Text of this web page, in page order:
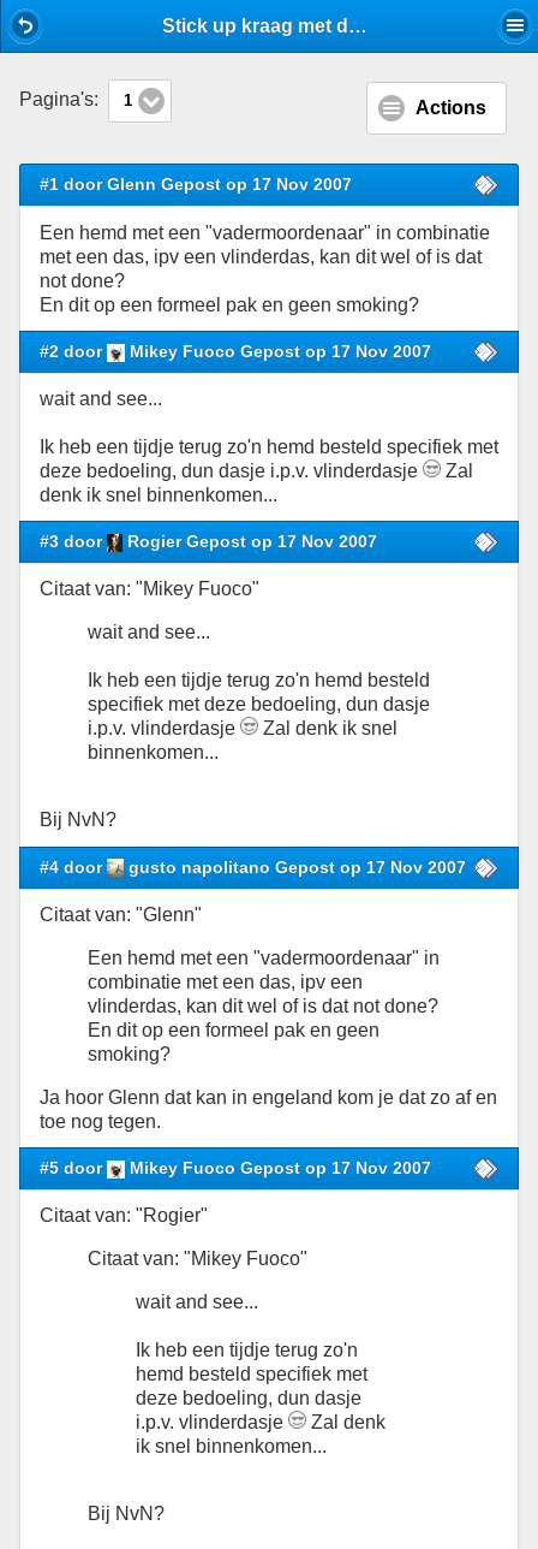
Stick up kraag met das? - Shirt - Stijlforum
Pagina's: 1 Actions
#1 door Glenn Gepost op 17 Nov 2007
Een hemd met een "vadermoordenaar" in combinatie
met een das, ipv een vlinderdas, kan dit wel of is dat
not done?
En dit op een formeel pak en geen smoking?
#2 door Mikey Fuoco Gepost op 17 Nov 2007
wait and see...
Ik heb een tijdje terug zo'n hemd besteld specifiek met
deze bedoeling, dun dasje i.p.v. vlinderdasje
Zal
denk ik snel binnenkomen...
#3 door Rogier Gepost op 17 Nov 2007
Citaat van: "Mikey Fuoco"
wait and see...
Ik heb een tijdje terug zo'n hemd besteld
specifiek met deze bedoeling, dun dasje
i.p.v. vlinderdasje
Zal denk ik snel
binnenkomen...
Bij NvN?
#4 door gusto napolitano Gepost op 17 Nov 2007
Citaat van: "Glenn"
Een hemd met een "vadermoordenaar" in
combinatie met een das, ipv een
vlinderdas, kan dit wel of is dat not done?
En dit op een formeel pak en geen
smoking?
Ja hoor Glenn dat kan in engeland kom je dat zo af en
toe nog tegen.
#5 door Mikey Fuoco Gepost op 17 Nov 2007
Citaat van: "Rogier"
Citaat van: "Mikey Fuoco"
wait and see...
Ik heb een tijdje terug zo'n
hemd besteld specifiek met
deze bedoeling, dun dasje
i.p.v. vlinderdasje
Zal denk
ik snel binnenkomen...
Bij NvN?